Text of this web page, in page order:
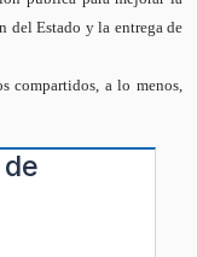
del Estado y la entrega de
compartidos, a lo menos,